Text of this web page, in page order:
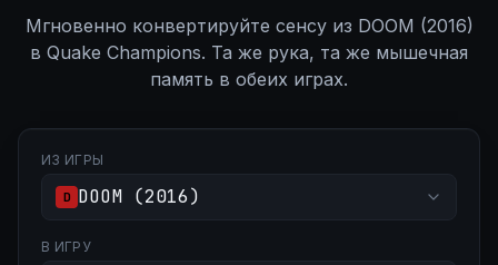
Мгновенно конвертируйте сенсу из DOOM (2016)
в Quake Champions. Та же рука, та же мышечная
память в обеих играх.
ИЗ ИГРЫ
D DOOM (2016)
В ИГРУ